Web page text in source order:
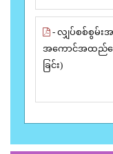
- လျှပ်စစ်စွမ်းအ
အကောင်အထည်ဖေ
ခြင်း)